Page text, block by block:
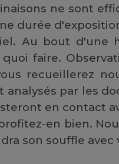
ne sont
durée
Au bout d'une
quoi faire.
recueillerez
analysés par les
en contact
en bien.
son souffle avec